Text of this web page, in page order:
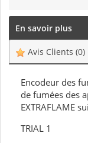
En savoir plus
Avis Clients (0)
Encodeur des
de fumées des
EXTRAFLAME
TRIAL 1